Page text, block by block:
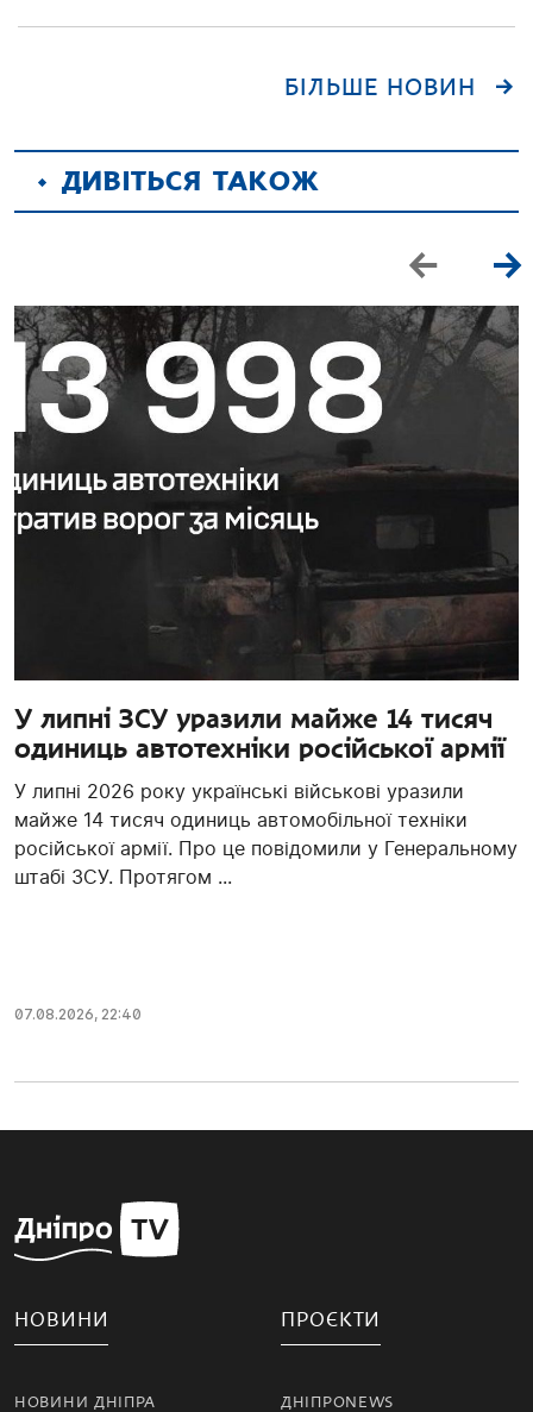
БІЛЬШЕ НОВИН
ДИВІТЬСЯ ТАКОЖ
У липні ЗСУ уразили майже 14 тисяч
одиниць автотехніки російської армії
У липні 2026 року українські військові уразили
майже 14 тисяч одиниць автомобільної техніки
російської армії. Про це повідомили у Генеральному
штабі ЗСУ. Протягом ...
07.08.2026, 22:40
НОВИНИ
НОВИНИ ДНІПРА
ПРОЄКТИ
ДНІПРОNEWS